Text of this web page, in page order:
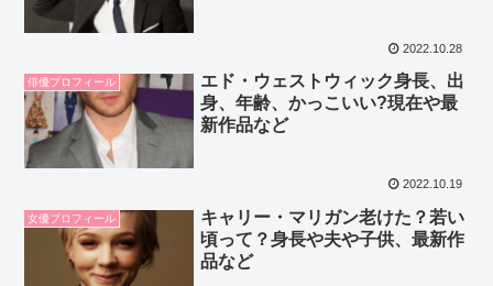
2022.10.28
俳優プロフィール
エド・ウェストウィック身長、出
身、年齢、かっこいい?現在や最
新作品など
2022.10.19
女優プロフィール
キャリー・マリガン老けた？若い
頃って？身長や夫や子供、最新作
品など